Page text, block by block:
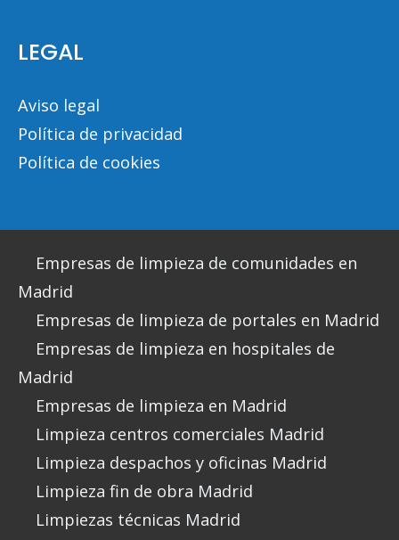
LEGAL
Aviso legal
Política de privacidad
Política de cookies
Empresas de limpieza de comunidades en
Madrid
Empresas de limpieza de portales en Madrid
Empresas de limpieza en hospitales de
Madrid
Empresas de limpieza en Madrid
Limpieza centros comerciales Madrid
Limpieza despachos y oficinas Madrid
Limpieza fin de obra Madrid
Limpiezas técnicas Madrid